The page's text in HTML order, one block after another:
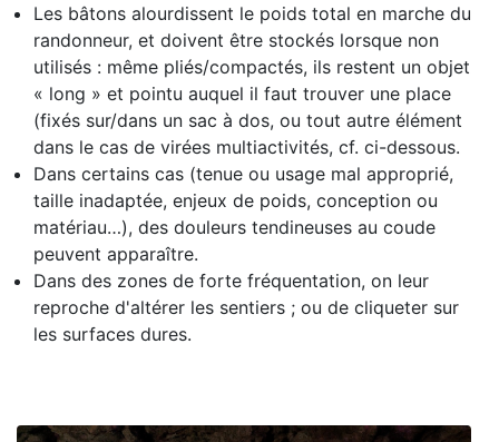
Les bâtons alourdissent le poids total en marche du
randonneur, et doivent être stockés lorsque non
utilisés : même pliés/compactés, ils restent un objet
« long » et pointu auquel il faut trouver une place
(fixés sur/dans un sac à dos, ou tout autre élément
dans le cas de virées multiactivités, cf. ci-dessous.
Dans certains cas (tenue ou usage mal approprié,
taille inadaptée, enjeux de poids, conception ou
matériau…), des douleurs tendineuses au coude
peuvent apparaître.
Dans des zones de forte fréquentation, on leur
reproche d'altérer les sentiers ; ou de cliqueter sur
les surfaces dures.